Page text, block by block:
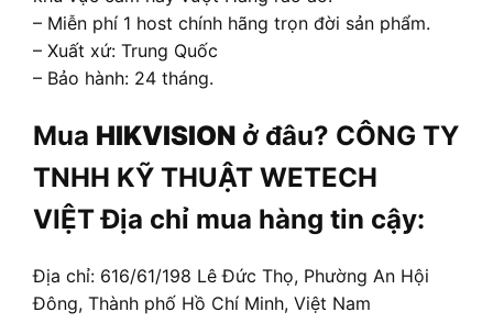
– Miễn phí 1 host chính hãng trọn đời sản phẩm.
– Xuất xứ: Trung Quốc
– Bảo hành: 24 tháng.
Mua HIKVISION ở đâu? CÔNG TY
TNHH KỸ THUẬT WETECH
VIỆT Địa chỉ mua hàng tin cậy:
Địa chỉ: 616/61/198 Lê Đức Thọ, Phường An Hội
Đông, Thành phố Hồ Chí Minh, Việt Nam